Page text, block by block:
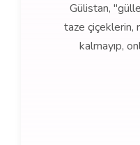
Gülistan,
taze çiçeklerin,
kalmayıp,